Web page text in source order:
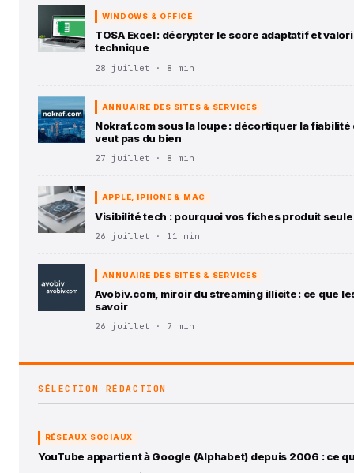
WINDOWS & OFFICE
TOSA Excel : décrypter le score adaptatif et
technique
28 juillet · 8 min
ANNUAIRE DES SITES & SERVICES
Nokraf.com sous la loupe : décortiquer la fiabilité
veut pas du bien
27 juillet · 8 min
APPLE, IPHONE & MAC
Visibilité tech : pourquoi vos fiches produit
26 juillet · 11 min
ANNUAIRE DES SITES & SERVICES
Avobiv.com, miroir du streaming illicite : ce que
savoir
26 juillet · 7 min
SÉLECTION RÉDACTION
RÉSEAUX SOCIAUX
YouTube appartient à Google (Alphabet) depuis 2006 : ce